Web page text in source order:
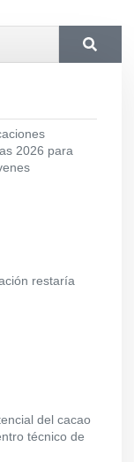
2026 para
restaría
del cacao
técnico de